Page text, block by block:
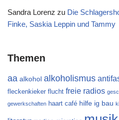
Sandra Lorenz zu Die
Finke, Saskia Leppin und Tammy
Themen
aa alkohol alkoholismus
fleckenkieker flucht freie radios
gewerkschaften haart café hilfe ig bau